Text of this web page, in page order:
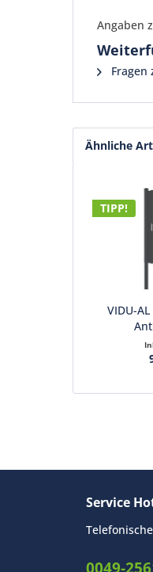
Angaben
Fragen
Ähnliche
TIPP!
VIDU-
Service